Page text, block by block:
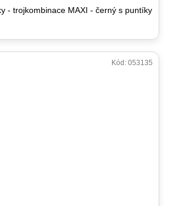
- trojkombinace MAXI - černý s puntíky
Kód: 053135